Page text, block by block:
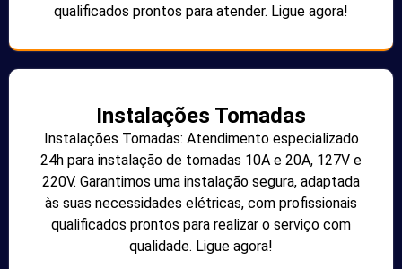
qualificados prontos para atender. Ligue agora!
Instalações Tomadas
Instalações Tomadas: Atendimento especializado
24h para instalação de tomadas 10A e 20A, 127V e
220V. Garantimos uma instalação segura, adaptada
às suas necessidades elétricas, com profissionais
qualificados prontos para realizar o serviço com
qualidade. Ligue agora!